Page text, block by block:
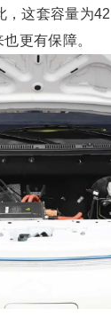
，这套容量为
更有保障。